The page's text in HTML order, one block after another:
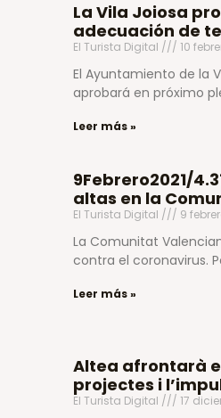
La Vila Joiosa
adecuación de
El Turista Digital 10
El Ayuntamiento de la
aprobará en próximo
Leer más »
9Febrero2021/
altas en la
El Turista Digital 9
La Comunitat
contra el coronavirus.
Leer más »
Altea afrontarà
projectes i
El Turista Digital 17